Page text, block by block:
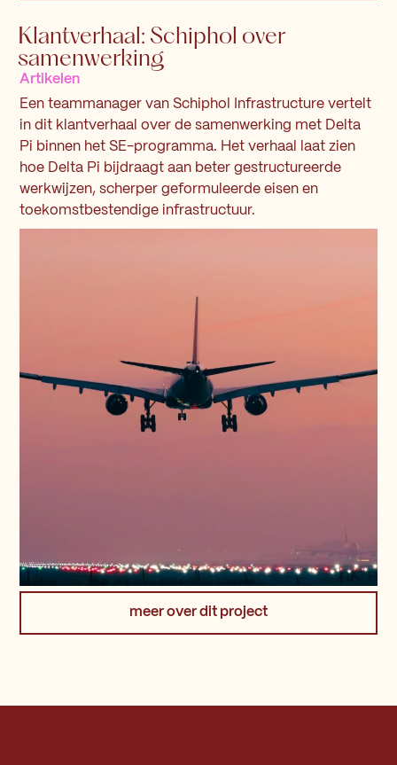
Klantverhaal: Schiphol over
samenwerking
Artikelen
Een teammanager van Schiphol Infrastructure vertelt
in dit klantverhaal over de samenwerking met Delta
Pi binnen het SE-programma. Het verhaal laat zien
hoe Delta Pi bijdraagt aan beter gestructureerde
werkwijzen, scherper geformuleerde eisen en
toekomstbestendige infrastructuur.
meer over dit project